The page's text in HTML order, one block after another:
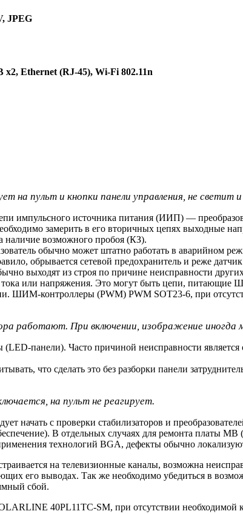
JPEG
Ethernet (RJ-45), Wi-Fi 802.11n
на пульт и кнопки панели управления, не
импульсного источника питания (ИИП) —
замерить в его вторичных цепях выходные
наличие возможного пробоя (КЗ).
обычно может штатно работать в аварийном
обрывается сетевой предохранитель и реже
выходят из строя по причине неисправности
или напряжения. Это могут быть цепи,
ШИМ-контроллеры (PWM) PWM SOT23-6, при
работают. При включении, изображение иногда
панели). Часто причиной неисправности
что сделать это без разборки панели
на пульт не реагирует.
начать с проверки стабилизаторов и
В отдельных случаях для ремонта платы
технологий BGA, дефекты обычно
на телевизионные каналы, возможна
его выводах. Так же необходимо убедиться в
сбой.
40PL11TC-SM, при отсутствии